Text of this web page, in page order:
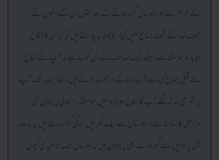
کے مجرم بنے اور دو سال گزر جانے کے بعد بقول ان کے انہوں نے
خوف خدا کے تحت جماع نہیں کیا، پوچھنا یہ چاہتے ہیں کہ کیا ان کا نکاح
دوبارہ ہو سکتا ہے؟ جبکہ ایک صاحب نے ان کو کہا ہے کہ آپ نے نکاح
سے قبل جماع کیا ہے آپ زنا کے مرتکب ہوئے ہیں۔ لہٰذا جب تک آپ
پر شرعی حد نہ لگے آپ کا نکاح دوبارہ نہیں ہو سکتا۔ انتہائی پریشان کن
مراحل کا سامنا ہے کہ دو سال سے ایک گھر میں زندگی گزار رہے ہیں یہ بات
بھی پردہ میں ہے گھر والے بھی پریشان ہیں کہ دو سال تک ناامیدی کیوں